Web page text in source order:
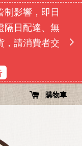
制影響，即日
隔日配達、無
，請消費者交
購物車